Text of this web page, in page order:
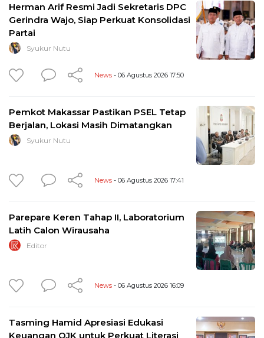
Herman Arif Resmi Jadi Sekretaris DPC
Gerindra Wajo, Siap Perkuat Konsolidasi
Partai
Syukur Nutu
News - 06 Agustus 2026 17:50
Pemkot Makassar Pastikan PSEL Tetap
Berjalan, Lokasi Masih Dimatangkan
Syukur Nutu
News - 06 Agustus 2026 17:41
Parepare Keren Tahap II, Laboratorium
Latih Calon Wirausaha
Editor
News - 06 Agustus 2026 16:09
Tasming Hamid Apresiasi Edukasi
Keuangan OJK untuk Perkuat Literasi